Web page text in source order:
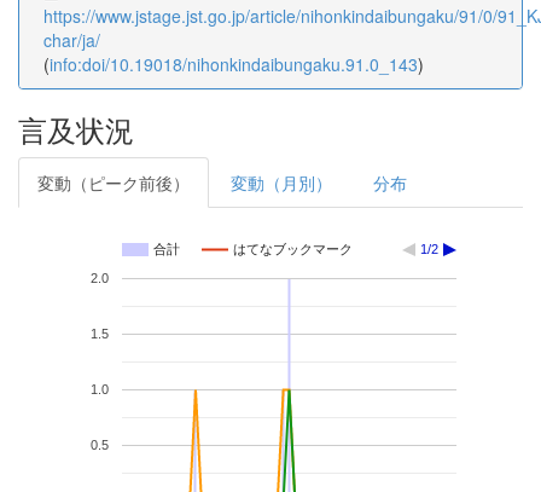
https://www.jstage.jst.go.jp/article/nihonkindaibungaku/91/0/
char/ja/
(info:doi/10.19018/nihonkindaibungaku.91.0_143)
言及状況
変動（ピーク前後） 変動（月別） 分布
合計 はてなブックマーク 1/2
0.5
1.0
1.5
2.0